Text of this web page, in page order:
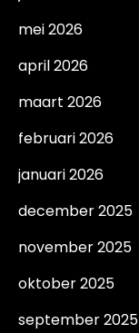
mei 2026
april 2026
maart 2026
februari 2026
januari 2026
december 2025
november 2025
oktober 2025
september 2025